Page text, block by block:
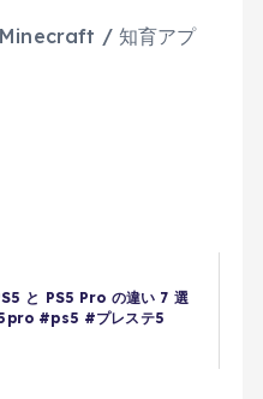
Minecraft / 知育アプ
と PS5 Pro の違い 7 選
#ps5 #プレステ5